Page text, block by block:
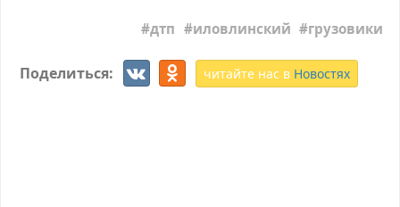
дтп иловлинский грузовики
Поделиться: читайте нас в Новостях